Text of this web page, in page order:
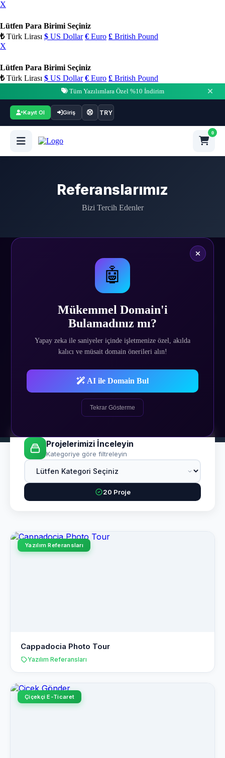
X
Lütfen Para Birimi Seçiniz
₺Türk Lirası $ US Dollar € Euro £ British Pound
X
Lütfen Para Birimi Seçiniz
₺Türk Lirası $ US Dollar € Euro £ British Pound
Tüm Yazılımlara Özel %10 İndirim
Kayıt Ol Giriş TRY
0
Referanslarımız
Bizi Tercih Edenler
🤖
Mükemmel Domain'i
Bulamadınız mı?
Yapay zeka ile saniyeler içinde işletmenize özel, akılda
kalıcı ve müsait domain önerileri alın!
AI ile Domain Bul
Tekrar Gösterme
BAŞARILI PROJELER
Referanslarımız
"Çalışmalarımız hakkında daha detaylı fikir edinebilmeniz için
Tamamlanan Proje Mutlu Müşteri
12+
Projelerimizi İnceleyin
Kategoriye göre filtreleyin
20 Proje
Yazılım Referansları
Cappadocia Photo Tour
Yazılım Referansları
Çiçekçi E-Ticaret